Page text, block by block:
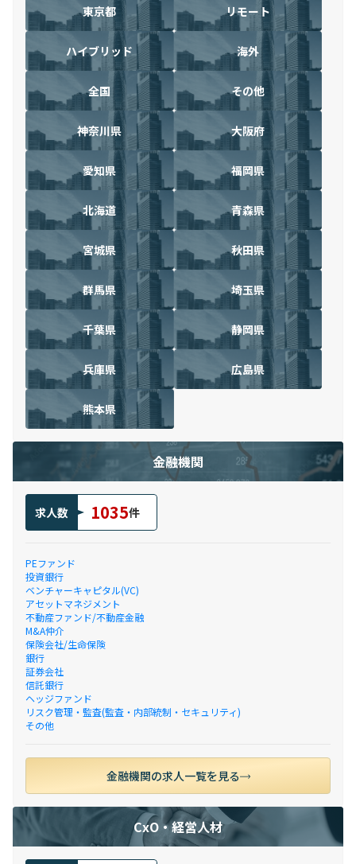
東京都 リモート
ハイブリッド 海外
全国 その他
神奈川県 大阪府
愛知県 福岡県
北海道 青森県
宮城県 秋田県
群馬県 埼玉県
千葉県 静岡県
兵庫県 広島県
熊本県
金融機関
求人数 1035件
PEファンド
投資銀行
ベンチャーキャピタル(VC)
アセットマネジメント
不動産ファンド/不動産金融
M&A仲介
保険会社/生命保険
銀行
証券会社
信託銀行
ヘッジファンド
リスク管理・監査(監査・内部統制・セキュリティ)
その他
金融機関の求人一覧を見る
CxO・経営人材